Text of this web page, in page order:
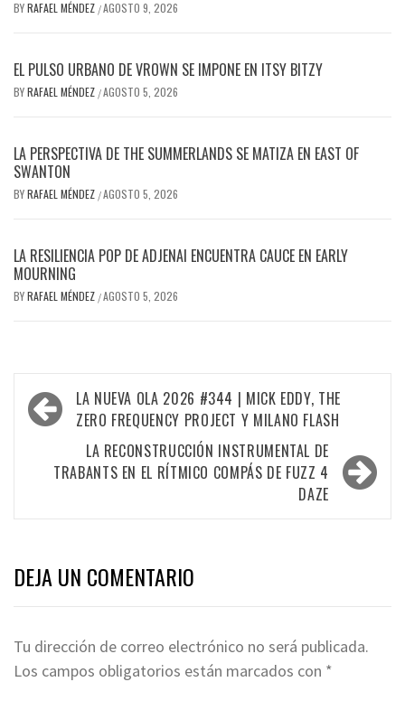
BYRAFAEL MÉNDEZ /AGOSTO 9, 2026
EL PULSO URBANO DE VROWN SE IMPONE EN ITSY BITZY
BYRAFAEL MÉNDEZ /AGOSTO 5, 2026
LA PERSPECTIVA DE THE SUMMERLANDS SE MATIZA EN EAST OF
SWANTON
BYRAFAEL MÉNDEZ /AGOSTO 5, 2026
LA RESILIENCIA POP DE ADJENAI ENCUENTRA CAUCE EN EARLY
MOURNING
BYRAFAEL MÉNDEZ /AGOSTO 5, 2026
Navegación
de
entradas
LA NUEVA OLA 2026 #344 | MICK EDDY, THE
ZERO FREQUENCY PROJECT Y MILANO FLASH
LA RECONSTRUCCIÓN INSTRUMENTAL DE
TRABANTS EN EL RÍTMICO COMPÁS DE FUZZ 4
DAZE
DEJA UN COMENTARIO
Tu dirección de correo electrónico no será publicada.
Los campos obligatorios están marcados con *